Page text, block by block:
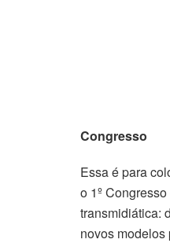
Congresso
Essa é para
o 1º
transmidiática:
novos